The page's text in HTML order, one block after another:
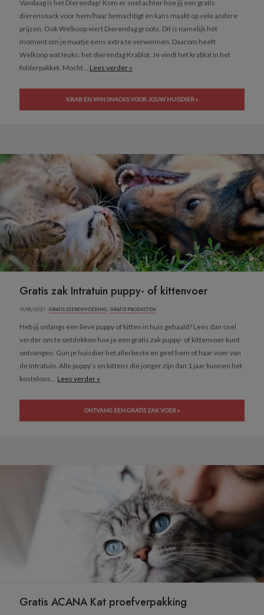
Vandaag is het Dierendag! Kom er snel achter hoe jij een gratis
dierensnack voor hem/haar bemachtigt en kans maakt op vele andere
prijzen. Ook Welkoop viert Dierendag groots. Dit is namelijk hét
moment om je maatje eens extra te verwennen. Daarom heeft
Welkoop wat leuks: het dierendag Krablot. Je vindt het krablot in het
folderpakket. Mocht... Lees verder »
KRAB EN WIN SNACKS VOOR JOUW HUISDIER »
Gratis zak Intratuin puppy- of kittenvoer
10/08/2021 ·GRATIS DIERENVOEDING, GRATIS PRODUCTEN
Heb jij onlangs een lieve puppy of kitten in huis gehaald? Lees dan snel
verder om te ontdekken hoe je een gratis zak puppy- of kittenvoer kunt
ontvangen. Gun je huisdier het allerbeste en geef hem of haar voer van
de Intratuin. Alle puppy’s en kittens die jonger zijn dan 1 jaar kunnen het
kosteloos... Lees verder »
ONTVANG EEN GRATIS ZAK VOER »
Gratis ACANA Kat proefverpakking